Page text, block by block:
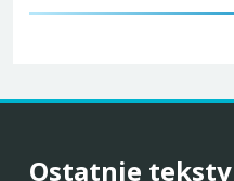
Ostatnie teksty